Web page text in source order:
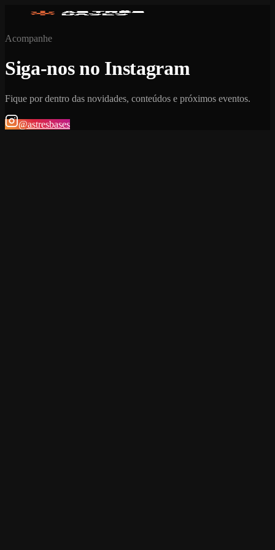
Acompanhe
Siga-nos no Instagram
Fique por dentro das novidades, conteúdos e próximos eventos.
@astresbases